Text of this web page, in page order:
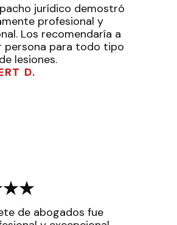
jurídico demostró
profesional y
Los recomendaría a
persona para todo tipo
lesiones.
D.
de abogados fue